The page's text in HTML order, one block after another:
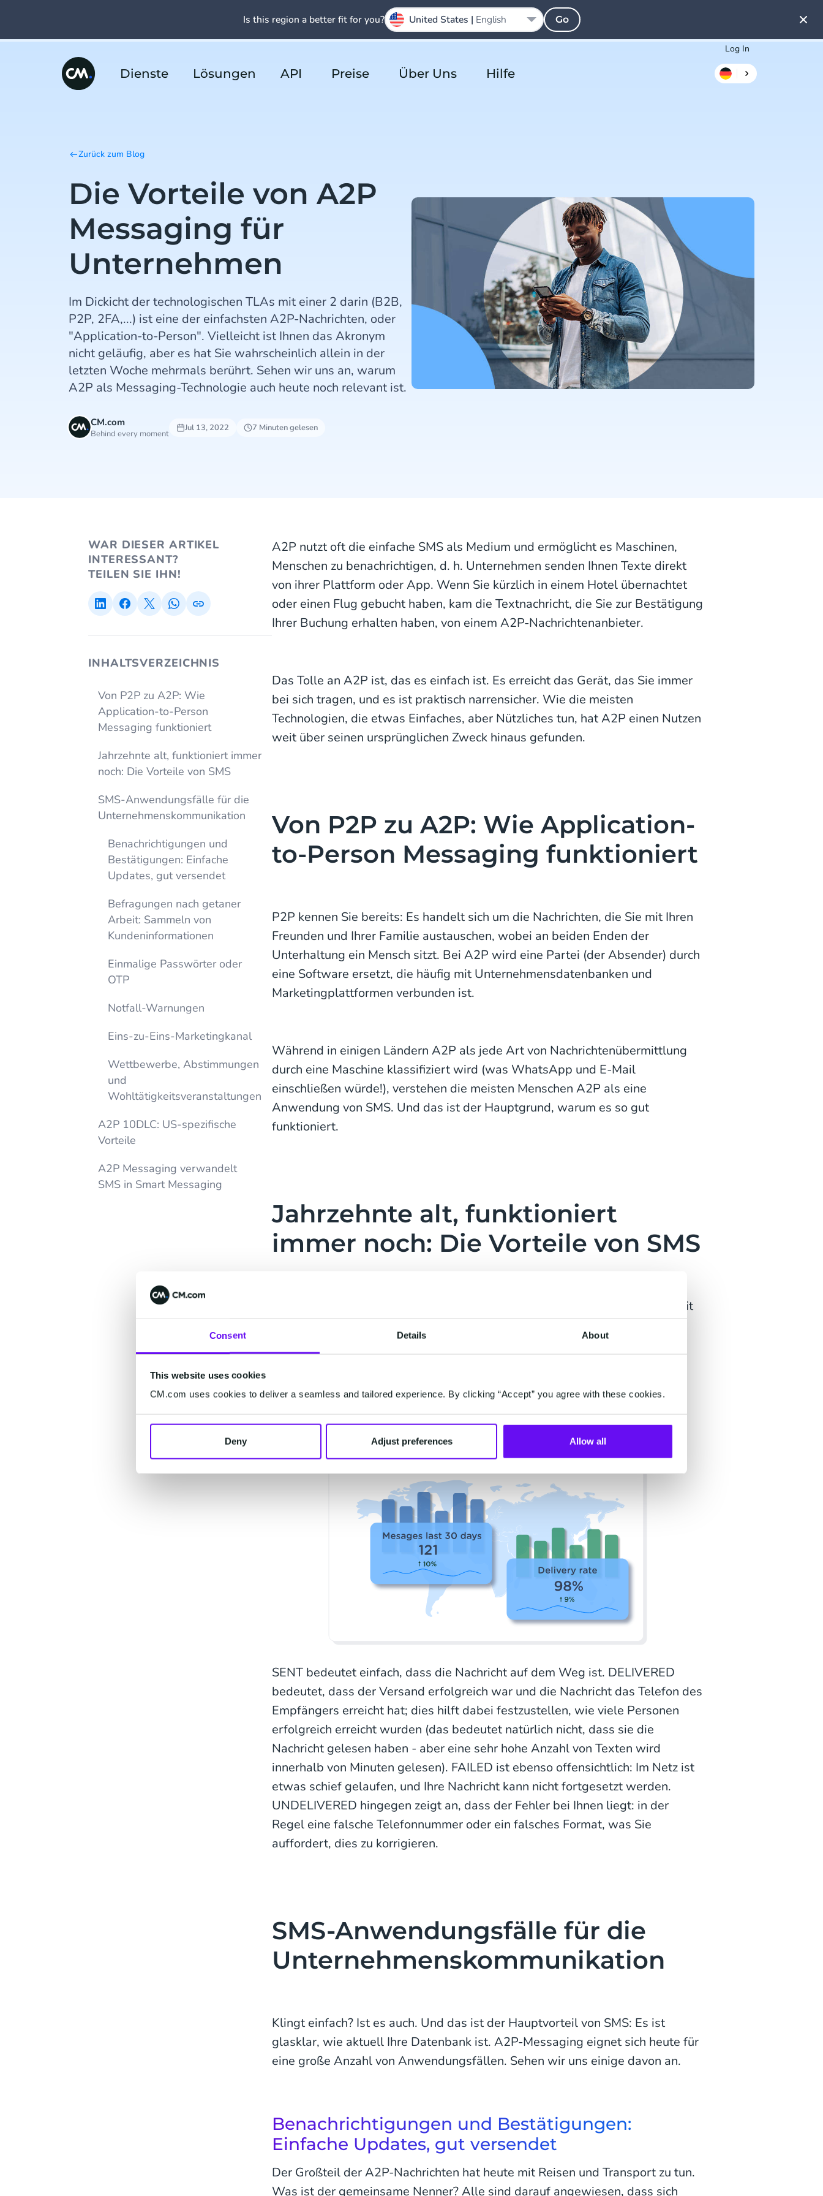
Consent Details About
This website uses cookies
CM.com uses cookies to deliver a seamless and tailored experience. By clicking “Accept” you agree with these cookies.
Deny Adjust preferences Allow all
Log In
Dienste Lösungen API Preise Über Uns Hilfe
Zurück zum Blog
Die Vorteile von A2P
Messaging für
Unternehmen
Im Dickicht der technologischen TLAs mit einer 2 darin (B2B,
P2P, 2FA,...) ist eine der einfachsten A2P-Nachrichten, oder
"Application-to-Person". Vielleicht ist Ihnen das Akronym
nicht geläufig, aber es hat Sie wahrscheinlich allein in der
letzten Woche mehrmals berührt. Sehen wir uns an, warum
A2P als Messaging-Technologie auch heute noch relevant ist.
CM.com
Behind every moment
Jul 13, 2022 7 Minuten gelesen
WAR DIESER ARTIKEL
INTERESSANT?
TEILEN SIE IHN!
INHALTSVERZEICHNIS
Von P2P zu A2P: Wie
Application-to-Person
Messaging funktioniert
Jahrzehnte alt, funktioniert immer
noch: Die Vorteile von SMS
SMS-Anwendungsfälle für die
Unternehmenskommunikation
Benachrichtigungen und
Bestätigungen: Einfache
Updates, gut versendet
Befragungen nach getaner
Arbeit: Sammeln von
Kundeninformationen
Einmalige Passwörter oder
OTP
Notfall-Warnungen
Eins-zu-Eins-Marketingkanal
Wettbewerbe, Abstimmungen
und
Wohltätigkeitsveranstaltungen
A2P 10DLC: US-spezifische
Vorteile
A2P Messaging verwandelt
SMS in Smart Messaging
A2P nutzt oft die einfache SMS als Medium und ermöglicht es Maschinen,
Menschen zu benachrichtigen, d. h. Unternehmen senden Ihnen Texte direkt
von ihrer Plattform oder App. Wenn Sie kürzlich in einem Hotel übernachtet
oder einen Flug gebucht haben, kam die Textnachricht, die Sie zur Bestätigung
Ihrer Buchung erhalten haben, von einem A2P-Nachrichtenanbieter.
Das Tolle an A2P ist, das es einfach ist. Es erreicht das Gerät, das Sie immer
bei sich tragen, und es ist praktisch narrensicher. Wie die meisten
Technologien, die etwas Einfaches, aber Nützliches tun, hat A2P einen Nutzen
weit über seinen ursprünglichen Zweck hinaus gefunden.
Von P2P zu A2P: Wie Application-
to-Person Messaging funktioniert
P2P kennen Sie bereits: Es handelt sich um die Nachrichten, die Sie mit Ihren
Freunden und Ihrer Familie austauschen, wobei an beiden Enden der
Unterhaltung ein Mensch sitzt. Bei A2P wird eine Partei (der Absender) durch
eine Software ersetzt, die häufig mit Unternehmensdatenbanken und
Marketingplattformen verbunden ist.
Während in einigen Ländern A2P als jede Art von Nachrichtenübermittlung
durch eine Maschine klassifiziert wird (was WhatsApp und E-Mail
einschließen würde!), verstehen die meisten Menschen A2P als eine
Anwendung von SMS. Und das ist der Hauptgrund, warum es so gut
funktioniert.
Jahrzehnte alt, funktioniert
immer noch: Die Vorteile von SMS
Der SMS-Versand funktioniert auf Netzebene: Der Betreiber "weiß", was mit
zurückgemeldet. Es gibt vier Zustände: SENT, DELIVERED, FAILED und
Datenbank mit Telefonnummern auf dem neuesten Stand zu halten.
SENT bedeutet einfach, dass die Nachricht auf dem Weg ist. DELIVERED
bedeutet, dass der Versand erfolgreich war und die Nachricht das Telefon des
Empfängers erreicht hat; dies hilft dabei festzustellen, wie viele Personen
erfolgreich erreicht wurden (das bedeutet natürlich nicht, dass sie die
Nachricht gelesen haben - aber eine sehr hohe Anzahl von Texten wird
innerhalb von Minuten gelesen). FAILED ist ebenso offensichtlich: Im Netz ist
etwas schief gelaufen, und Ihre Nachricht kann nicht fortgesetzt werden.
UNDELIVERED hingegen zeigt an, dass der Fehler bei Ihnen liegt: in der
Regel eine falsche Telefonnummer oder ein falsches Format, was Sie
auffordert, dies zu korrigieren.
SMS-Anwendungsfälle für die
Unternehmenskommunikation
Klingt einfach? Ist es auch. Und das ist der Hauptvorteil von SMS: Es ist
glasklar, wie aktuell Ihre Datenbank ist. A2P-Messaging eignet sich heute für
eine große Anzahl von Anwendungsfällen. Sehen wir uns einige davon an.
Benachrichtigungen und Bestätigungen:
Einfache Updates, gut versendet
Der Großteil der A2P-Nachrichten hat heute mit Reisen und Transport zu tun.
Was ist der gemeinsame Nenner? Alle sind darauf angewiesen, dass sich
Is this region a better fit for you? United States | English Go